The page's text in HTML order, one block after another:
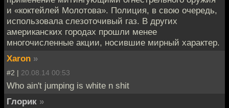
и «коктейлей Молотова». Полиция, в свою очередь,
использовала слезоточивый газ. В других
американских городах прошли менее
многочисленные акции, носившие мирный характер.
Xaron »
#2 | 20.08.14 00:53
Who ain't jumping is white n shit
Глорик »